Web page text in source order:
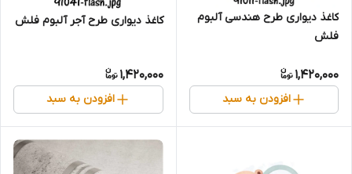
کاغذ دیواری طرح هندسی آلبوم
فلش
1,420,000
افزودن به سبد
کاغذ دیواری طرح آجر آلبوم فلش
1,420,000
افزودن به سبد